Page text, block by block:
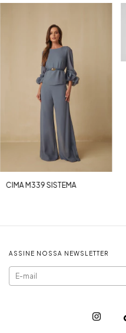
CIMA M339 SISTEMA
ASSINE NOSSA NEWSLETTER